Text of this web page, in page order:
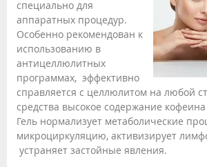
специально для
аппаратных процедур.
Особенно рекомендован к
использованию в
антицеллюлитных
программах, эффективно
справляется с целлюлитом на любой
средства высокое содержание
Гель нормализует метаболические
микроциркуляцию, активизирует
устраняет застойные явления.